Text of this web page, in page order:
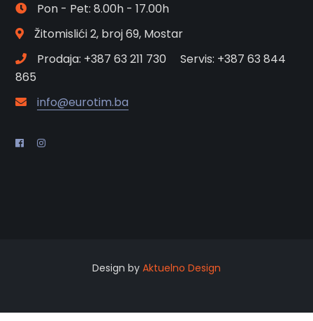
Pon - Pet: 8.00h - 17.00h
Žitomislići 2, broj 69, Mostar
Prodaja: +387 63 211 730 Servis: +387 63 844
865
info@eurotim.ba
Design by Aktuelno Design